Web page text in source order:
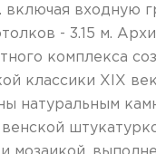
включая входную
- 3.15 м.
комплекса
классики XIX
натуральным